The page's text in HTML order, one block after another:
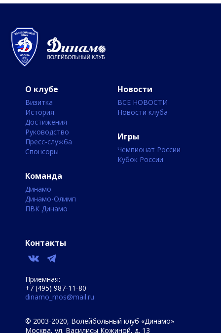
О клубе
Визитка
История
Достижения
Руководство
Пресс-служба
Спонсоры
Команда
Динамо
Динамо-Олимп
ПВК Динамо
Новости
ВСЕ НОВОСТИ
Новости клуба
Игры
Чемпионат России
Кубок России
Контакты
Приемная:
+7 (495) 987-11-80
dinamo_mos@mail.ru
© 2003-2020, Волейбольный клуб «Динамо»
Москва, ул. Василисы Кожиной, д. 13